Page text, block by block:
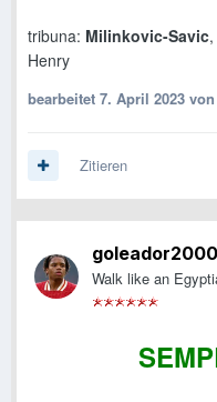
tribuna: Milinkovic-Savic,
Henry
bearbeitet 7. April 2023
Zitieren
goleador2000
Walk like an